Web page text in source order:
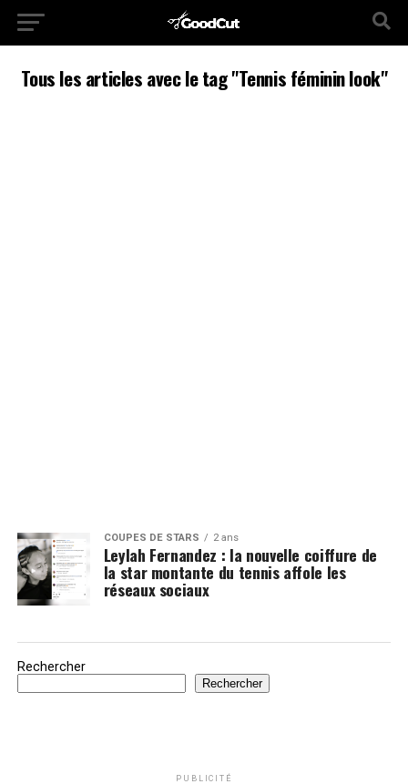
Tous les articles avec le tag "Tennis féminin look"
COUPES DE STARS 2 ans
Leylah Fernandez : la nouvelle coiffure de
la star montante du tennis affole les
réseaux sociaux
Rechercher
Rechercher
PUBLICITÉ